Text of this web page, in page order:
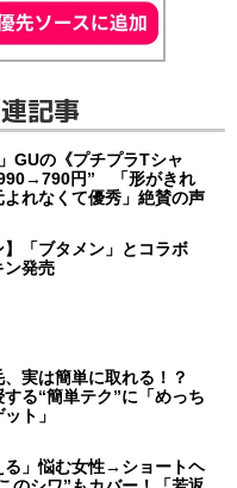
記事
GUの《プチプラTシャ
円” 「形がきれ
れなくて優秀」絶賛の声
】「ブタメン」とコラボ
ン発売
、実は簡単に取れる！？
る“簡単テク”に「めっち
ト」
る」悩む女性→ショートヘ